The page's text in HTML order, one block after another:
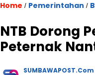
Home / Pemerintahan /
NTB Dorong
Peternak
SUMBAWAPOST.com